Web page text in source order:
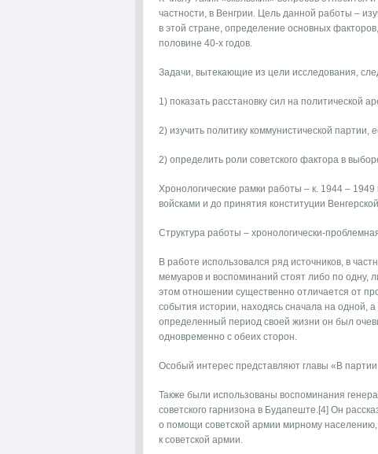
частности, в Венгрии. Цель данной работы –
в этой стране, определение основных
половине 40-х годов.
Задачи, вытекающие из цели исследования,
1) показать расстановку сил на политической
2) изучить политику коммунистической партии,
2) определить роли советского фактора в
Хронологические рамки работы – к. 1944 – 1949
войсками и до принятия конституции
Структура работы – хронологически-
В работе использовался ряд источников, в
мемуаров и воспоминаний стоят либо по одну,
этом отношении существенно отличается от
события истории, находясь сначала на одной,
определенный период своей жизни он был
одновременно с обеих сторон.
Особый интерес представляют главы «В
Также были использованы воспоминания
советского гарнизона в Будапеште.[4] Он
о помощи советской армии мирному
к советской армии.